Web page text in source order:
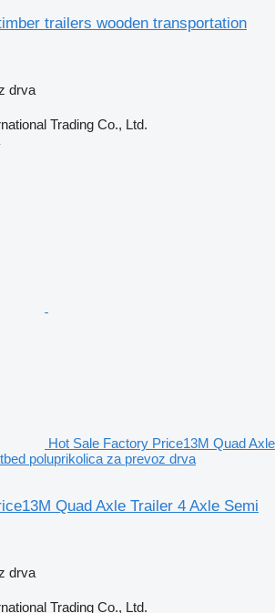
trailers wooden transportation
drva
Trading Co., Ltd.
Hot Sale Factory Price13M Quad Axle
poluprikolica za prevoz drva
Quad Axle Trailer 4 Axle Semi
drva
Trading Co., Ltd.